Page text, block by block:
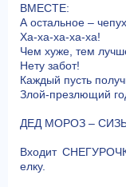
ВМЕСТЕ:
А остальное –
Ха-ха-ха-ха-ха!
Чем хуже, тем
Нету забот!
Каждый пусть
Злой-презлющий
ДЕД МОРОЗ –
Входит
елку.